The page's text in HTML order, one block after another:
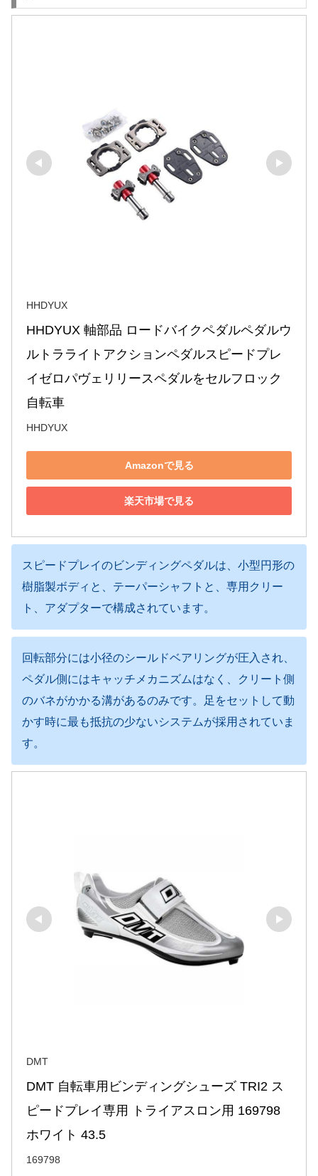
HHDYUX
HHDYUX 軸部品 ロードバイクペダルペダルウ
ルトラライトアクションペダルスピードプレ
イゼロパヴェリリースペダルをセルフロック
自転車
HHDYUX
Amazonで見る
楽天市場で見る
スピードプレイのビンディングペダルは、小型円形の
樹脂製ボディと、テーパーシャフトと、専用クリー
ト、アダプターで構成されています。
回転部分には小径のシールドベアリングが圧入され、
ペダル側にはキャッチメカニズムはなく、クリート側
のバネがかかる溝があるのみです。足をセットして動
かす時に最も抵抗の少ないシステムが採用されていま
す。
DMT
DMT 自転車用ビンディングシューズ TRI2 ス
ピードプレイ専用 トライアスロン用 169798
ホワイト 43.5
169798